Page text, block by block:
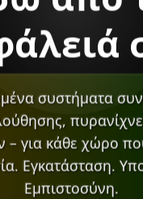
συστήματα
– για κάθε χώρο
Εγκατάσταση.
Εμπιστοσύνη.